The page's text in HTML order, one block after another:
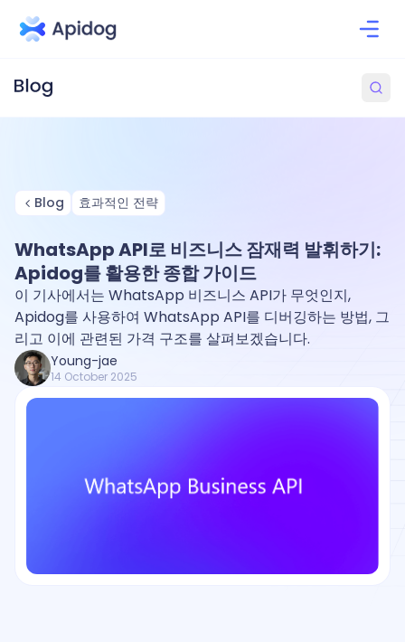
Blog 효과적인 전략
WhatsApp API로 비즈니스 잠재력 발휘하기:
Apidog를 활용한 종합 가이드
이 기사에서는 WhatsApp 비즈니스 API가 무엇인지,
Apidog를 사용하여 WhatsApp API를 디버깅하는 방법, 그
리고 이에 관련된 가격 구조를 살펴보겠습니다.
Young-jae
14 October 2025